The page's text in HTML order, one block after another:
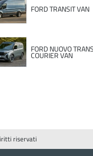
FORD TRANSIT VAN
FORD NUOVO
COURIER VAN
riservati